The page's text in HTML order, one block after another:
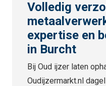
Volledig
expertise en
in Burcht
Bij Oud ijzer laten
Oudijzermarkt.nl